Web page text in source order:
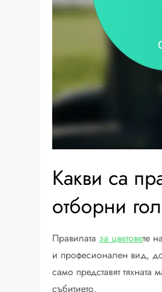
Какви са
отборни
Правилата за цветовете
и професионален вид,
само представят тяхната
събитието.